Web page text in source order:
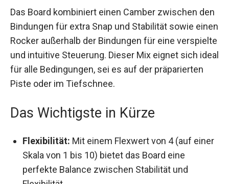
Das Board kombiniert einen Camber zwischen
den Bindungen für extra Snap und Stabilität sowie
einen Rocker außerhalb der Bindungen für eine
verspielte und intuitive Steuerung. Dieser Mix
eignet sich ideal für alle Bedingungen, sei es auf
der präparierten Piste oder im Tiefschnee.
Das Wichtigste in Kürze
Flexibilität: Mit einem Flexwert von 4 (auf
einer Skala von 1 bis 10) bietet das Board eine
perfekte Balance zwischen Stabilität und
Flexibilität.